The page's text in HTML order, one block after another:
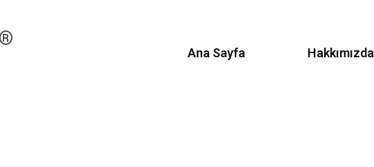
Ana Sayfa Hakkımızda